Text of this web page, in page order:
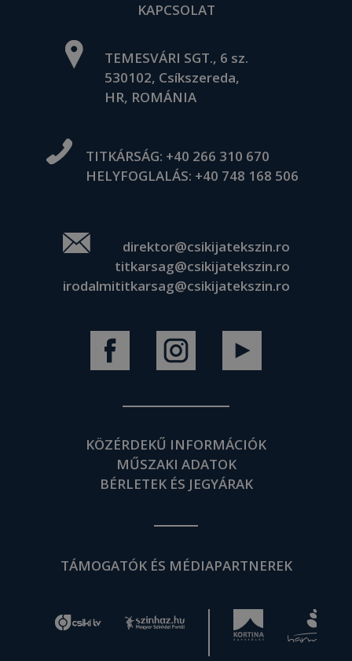
KAPCSOLAT
TEMESVÁRI SGT., 6 sz.
530102, Csíkszereda,
HR, ROMÁNIA
TITKÁRSÁG: +40 266 310 670
HELYFOGLALÁS: +40 748 168 506
direktor@csikijatekszin.ro
titkarsag@csikijatekszin.ro
irodalmititkarsag@csikijatekszin.ro
KÖZÉRDEKŰ INFORMÁCIÓK
MŰSZAKI ADATOK
BÉRLETEK ÉS JEGYÁRAK
TÁMOGATÓK ÉS MÉDIAPARTNEREK